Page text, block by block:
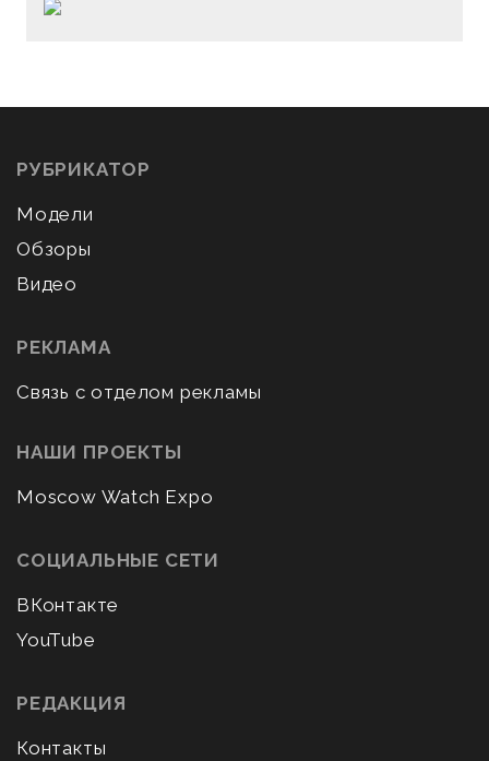
РУБРИКАТОР
Модели
Обзоры
Видео
РЕКЛАМА
Связь с отделом рекламы
НАШИ ПРОЕКТЫ
Moscow Watch Expo
СОЦИАЛЬНЫЕ СЕТИ
ВКонтакте
YouTube
РЕДАКЦИЯ
Контакты